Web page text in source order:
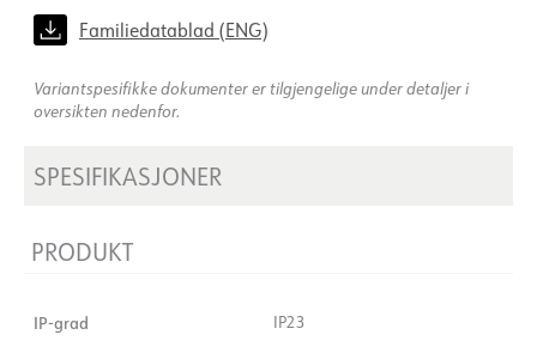
Familiedatablad (ENG)
Variantspesifikke dokumenter er tilgjengelige under detaljer i
oversikten nedenfor.
SPESIFIKASJONER
PRODUKT
IP-grad IP23